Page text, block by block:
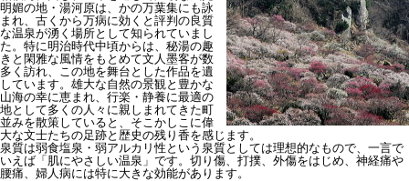
明媚の地・湯河原は、かの万葉集にも詠
まれ、古くから万病に効くと評判の良質
な温泉が湧く場所として知られていまし
た。特に明治時代中頃からは、秘湯の趣
きと閑雅な風情をもとめて文人墨客が数
多く訪れ、この地を舞台とした作品を遺
しています。雄大な自然の景観と豊かな
山海の幸に恵まれ、行楽・静養に最適の
地として多くの人々に親しまれてきた町
並みを散策していると、そこかしこに偉
大な文士たちの足跡と歴史の残り香を感じます。
泉質は弱食塩泉・弱アルカリ性という泉質としては理想的なもので、一言で
いえば「肌にやさしい温泉」です。切り傷、打撲、外傷をはじめ、神経痛や
腰痛、婦人病には特に大きな効能があります。